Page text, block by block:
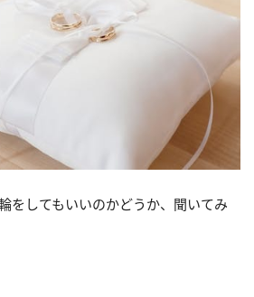
をしてもいいのかどうか、聞いてみ